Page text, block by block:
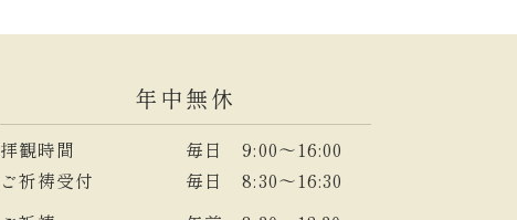
年中無休
拝観時間
毎日 9:00～16:00
ご祈祷受付
毎日 8:30～16:30